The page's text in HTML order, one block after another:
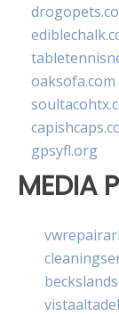
oaksofa.com
gpsyfl.org
MEDIA